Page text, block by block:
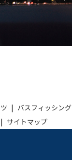
バスフィッシング
サイトマップ